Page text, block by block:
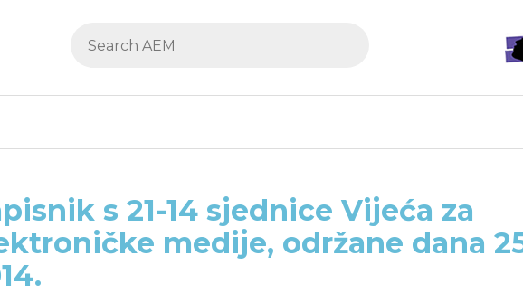
s 21-14 sjednice Vijeća za
medije, održane dana